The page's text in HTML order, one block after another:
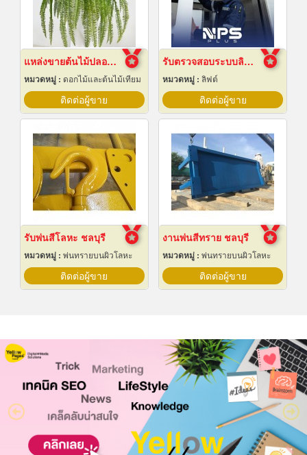
แหล่งขายต้นไม้ปลอมราคาถูก
หมวดหมู่ : ดอกไม้และต้นไม้เทียม
ติดต่อผู้ขาย
รับตรวจสอบระบบลิฟต์ ซ่อมบำรุงรักษา Maintenance
หมวดหมู่ : ลิฟต์
ติดต่อผู้ขาย
รับพ่นสีโลหะ ชลบุรี
หมวดหมู่ : พ่นทรายบนผิวโลหะ
ติดต่อผู้ขาย
งานพ่นสีทราย ชลบุรี
หมวดหมู่ : พ่นทรายบนผิวโลหะ
ติดต่อผู้ขาย